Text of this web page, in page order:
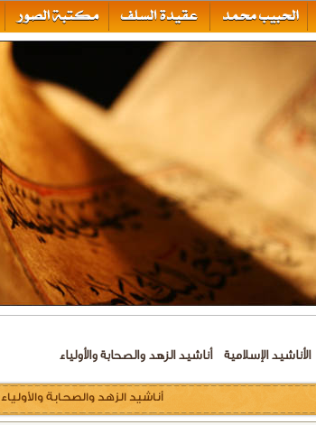
الأناشيد الإسلامية أناشيد الزهد والصحابة والأولياء
أناشيد الزهد والصحابة والأولياء